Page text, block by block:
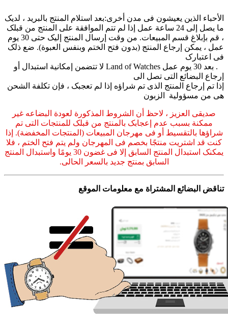
الأحباء الذین یعیشون فی مدن أخرى:بعد استلام المنتج بالبرید ، لدیک
ما یصل إلى 24 ساعة عمل إذا لم تتم الموافقة على المنتج من قبلک
، قم بإبلاغ قسم المبیعات. من وقت إرسال المنتج إلیک حتى 30 یوم
عمل ، یمکن إرجاع المنتج (بدون فتح الختم وبنفس العبوة). ضع ذلک
فی اعتبارک
. بعد 30 یوم عمل Land of Watches لا تتضمن إمکانیة استبدال أو
إرجاع البضائع التی تصل الی
إذا تم إرجاع المنتج الذی تم شراؤه إذا لم تعجبک ، فإن تکلفة الشحن
هی من مسؤولیة الزبون
صدیقی العزیز ، لاحظ أن الشروط المذکورة لعودة البضاعه غیر
ممکنة بسبب عدم إعجابک بالمنتج من قبلک للمنتجات التی تم
شراؤها بالتقسیط أو فی مهرجان المبیعات (المنتجات المخفضة). إذا
کنت قد اشتریت منتجًا بخصم فی المهرجان ولم یتم فتح الختم ، فلا
یمکنک استبدال المنتج السابق إلا فی غضون 30 یومًا واستبدال المنتج
السابق بمنتج جدید بالسعر الحالی.
تناقض البضائع المشتراة مع معلومات الموقع